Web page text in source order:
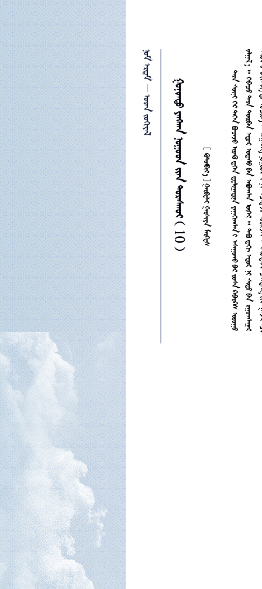
 

        10      














































































































































































































































































































































































































































































































































































































































































































































































































































































































































































































































































































































































































































































































































